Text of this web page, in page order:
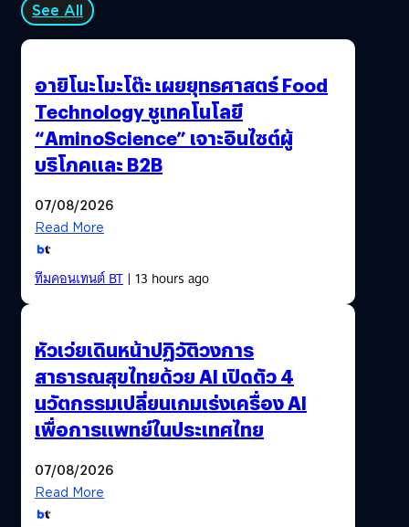
See All
อายิโนะโมะโต๊ะ เผยยุทธศาสตร์ Food
Technology ชูเทคโนโลยี
“AminoScience” เจาะอินไซต์ผู้
บริโภคและ B2B
07/08/2026
Read More
ทีมคอนเทนต์ BT| 13 hours ago
หัวเว่ยเดินหน้าปฏิวัติวงการ
สาธารณสุขไทยด้วย AI เปิดตัว 4
นวัตกรรมเปลี่ยนเกมเร่งเครื่อง AI
เพื่อการแพทย์ในประเทศไทย
07/08/2026
Read More